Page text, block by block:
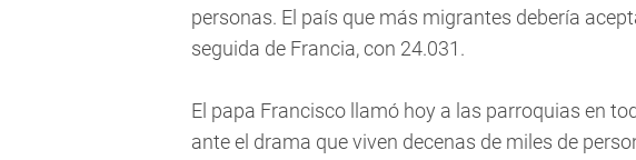
personas. El país que más migrantes debería
seguida de Francia, con 24.031.
El papa Francisco llamó hoy a las parroquias en
ante el drama que viven decenas de miles de